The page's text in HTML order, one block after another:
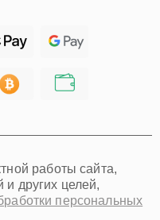
работы сайта,
и других целей,
персональных